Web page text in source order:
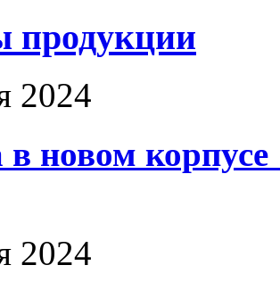
продукции
2024
в новом
2024